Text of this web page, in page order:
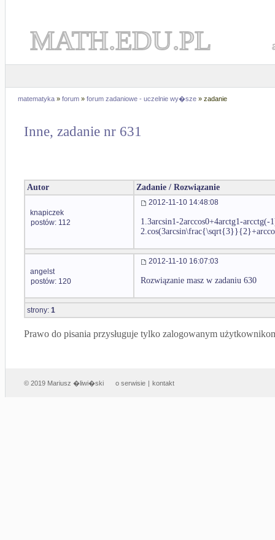
MATH.EDU.PL
matematyka » forum » forum zadaniowe - uczelnie wy�sze » zadanie
Inne, zadanie nr 631
Autor Zadanie / Rozwiązanie
knapiczek
postów: 112
2012-11-10 14:48:08
1.3arcsin1-2arccos0+4arctg1-arcctg(-
angelst
postów: 120
2012-11-10 16:07:03
Rozwiązanie masz w zadaniu 630
strony: 1
Prawo do pisania przysługuje tylko zalogowanym
© 2019 Mariusz �liwi�ski o serwisie | kontakt